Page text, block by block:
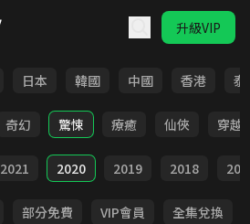
升級VIP
日本 韓國 中國 香港 泰
奇幻 驚悚 療癒 仙俠 穿越
2021 2020 2019 2018
部分免費 VIP會員 全集兌換